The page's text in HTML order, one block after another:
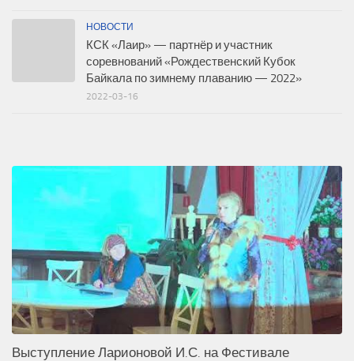
НОВОСТИ
КСК «Лаир» — партнёр и участник
соревнований «Рождественский Кубок
Байкала по зимнему плаванию — 2022»
2022-03-16
Выступление Ларионовой И.С. на Фестивале